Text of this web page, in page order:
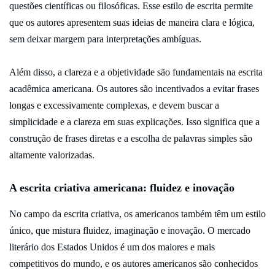
questões científicas ou filosóficas. Esse estilo de escrita permite
que os autores apresentem suas ideias de maneira clara e lógica,
sem deixar margem para interpretações ambíguas.
Além disso, a clareza e a objetividade são fundamentais na escrita
acadêmica americana. Os autores são incentivados a evitar frases
longas e excessivamente complexas, e devem buscar a
simplicidade e a clareza em suas explicações. Isso significa que a
construção de frases diretas e a escolha de palavras simples são
altamente valorizadas.
A escrita criativa americana: fluidez e inovação
No campo da escrita criativa, os americanos também têm um estilo
único, que mistura fluidez, imaginação e inovação. O mercado
literário dos Estados Unidos é um dos maiores e mais
competitivos do mundo, e os autores americanos são conhecidos